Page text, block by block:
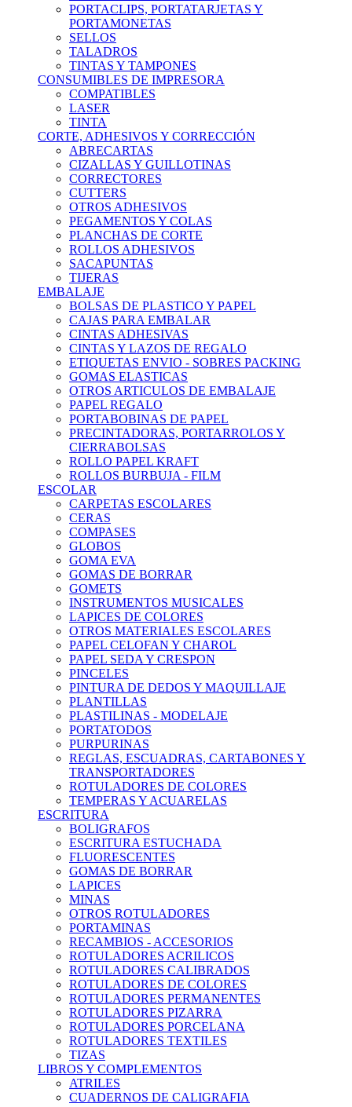
PORTACLIPS, PORTATARJETAS Y
PORTAMONETAS
SELLOS
TALADROS
TINTAS Y TAMPONES
CONSUMIBLES DE IMPRESORA
COMPATIBLES
LASER
TINTA
CORTE, ADHESIVOS Y CORRECCIÓN
ABRECARTAS
CIZALLAS Y GUILLOTINAS
CORRECTORES
CUTTERS
OTROS ADHESIVOS
PEGAMENTOS Y COLAS
PLANCHAS DE CORTE
ROLLOS ADHESIVOS
SACAPUNTAS
TIJERAS
EMBALAJE
BOLSAS DE PLASTICO Y PAPEL
CAJAS PARA EMBALAR
CINTAS ADHESIVAS
CINTAS Y LAZOS DE REGALO
ETIQUETAS ENVIO - SOBRES PACKING
GOMAS ELASTICAS
OTROS ARTICULOS DE EMBALAJE
PAPEL REGALO
PORTABOBINAS DE PAPEL
PRECINTADORAS, PORTARROLOS Y
CIERRABOLSAS
ROLLO PAPEL KRAFT
ROLLOS BURBUJA - FILM
ESCOLAR
CARPETAS ESCOLARES
CERAS
COMPASES
GLOBOS
GOMA EVA
GOMAS DE BORRAR
GOMETS
INSTRUMENTOS MUSICALES
LAPICES DE COLORES
OTROS MATERIALES ESCOLARES
PAPEL CELOFAN Y CHAROL
PAPEL SEDA Y CRESPON
PINCELES
PINTURA DE DEDOS Y MAQUILLAJE
PLANTILLAS
PLASTILINAS - MODELAJE
PORTATODOS
PURPURINAS
REGLAS, ESCUADRAS, CARTABONES Y
TRANSPORTADORES
ROTULADORES DE COLORES
TEMPERAS Y ACUARELAS
ESCRITURA
BOLIGRAFOS
ESCRITURA ESTUCHADA
FLUORESCENTES
GOMAS DE BORRAR
LAPICES
MINAS
OTROS ROTULADORES
PORTAMINAS
RECAMBIOS - ACCESORIOS
ROTULADORES ACRILICOS
ROTULADORES CALIBRADOS
ROTULADORES DE COLORES
ROTULADORES PERMANENTES
ROTULADORES PIZARRA
ROTULADORES PORCELANA
ROTULADORES TEXTILES
TIZAS
LIBROS Y COMPLEMENTOS
ATRILES
CUADERNOS DE CALIGRAFIA